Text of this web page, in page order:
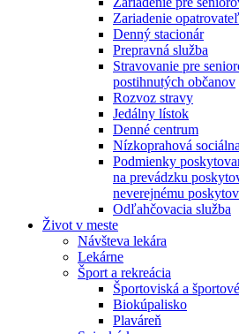
Zariadenie
Denný stacionár
Prepravná služba
Stravovanie pre
postihnutých občanov
Rozvoz stravy
Jedálny lístok
Denné centrum
Nízkoprahová
Podmienky
na prevádzku
neverejnému
Odľahčovacia služba
Život v meste
Návšteva lekára
Lekárne
Šport a rekreácia
Športoviská a
Biokúpalisko
Plaváreň